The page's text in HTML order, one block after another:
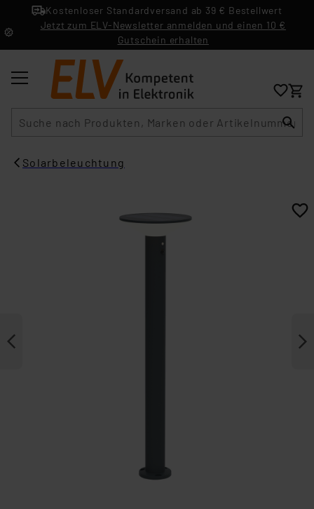
Kostenloser Standardversand ab 39 € Bestellwert
Jetzt zum ELV-Newsletter anmelden und einen 10 €
Gutschein erhalten
Solarbeleuchtung